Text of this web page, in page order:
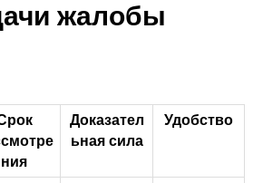
жалобы
ния
Доказател
ьная сила
Удобство